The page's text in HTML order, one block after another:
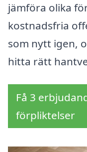
jämföra olika
kostnadsfria
som nytt igen,
hitta rätt
Få 3
förpliktelser